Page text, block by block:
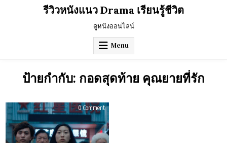
รีวิวหนังแนว Drama เรียนรู้ชีวิต
ดูหนังออนไลน์
Menu
ป้ายกำกับ: กอดสุดท้าย คุณยายที่รัก
0 Commenton
The
Farewell
(2019)